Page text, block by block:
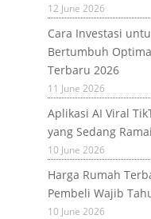
12 June 2026
Cara Investasi
Bertumbuh
Terbaru 2026
11 June 2026
Aplikasi AI Viral
yang Sedang
10 June 2026
Harga Rumah
Pembeli Wajib
10 June 2026